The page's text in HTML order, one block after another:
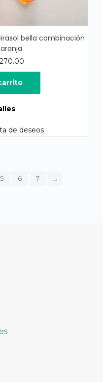
bella combinación
270.00
precio
es:
de deseos
5 6 7 →